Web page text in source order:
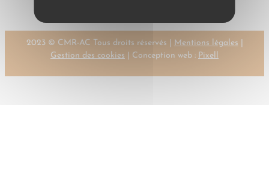
2023 © CMR-AC Tous droits réservés | Mentions légales
Gestion des cookies | Conception web : Pixell